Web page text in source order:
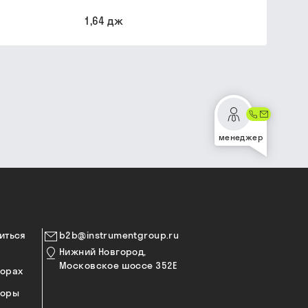
1,64 дж
менеджер
b2b@instrumentgroup.ru
Нижний Новгород,
Московское шоссе 352Е